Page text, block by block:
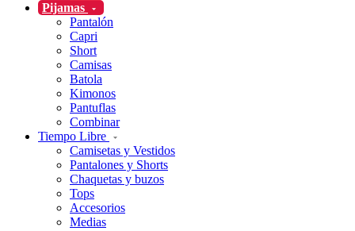
Pijamas
Pantalón
Capri
Short
Camisas
Batola
Kimonos
Pantuflas
Combinar
Tiempo Libre
Camisetas y Vestidos
Pantalones y Shorts
Chaquetas y buzos
Tops
Accesorios
Medias